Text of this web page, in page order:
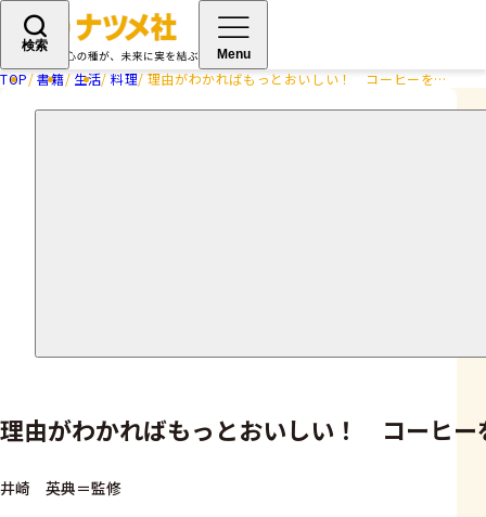
検索
Menu
TOP 書籍 生活 料理 理由がわかればもっとおいしい！ コーヒーを楽しむ教科書
理由がわかればもっとおいしい！ コーヒー
井崎 英典＝監修